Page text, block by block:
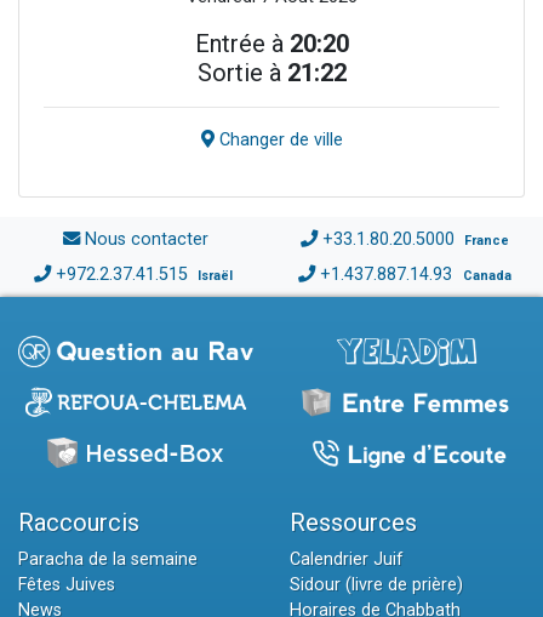
Entrée à 20:20
Sortie à 21:22
Changer de ville
Nous contacter +33.1.80.20.5000 France
+972.2.37.41.515 Israël +1.437.887.14.93 Canada
Raccourcis
Paracha de la semaine
Fêtes Juives
News
Ressources
Calendrier Juif
Sidour (livre de prière)
Horaires de Chabbath